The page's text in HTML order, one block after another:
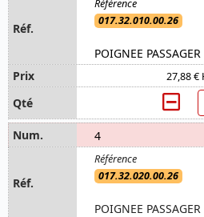
017.32.010.00.26
POIGNEE
27,88 €
4
017.32.020.00.26
POIGNEE